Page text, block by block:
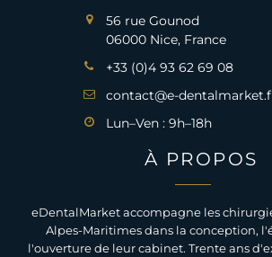
56 rue Gounod
06000 Nice, France
+33 (0)4 93 62 69 08
contact@e-
Lun–Ven : 9h–18h
À PROPOS
eDentalMarket accompagne les
Alpes-Maritimes dans la conception,
l'ouverture de leur cabinet. Trente ans